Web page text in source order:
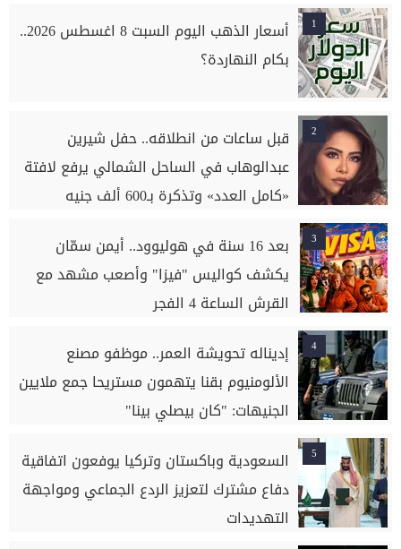
1
أسعار الذهب اليوم السبت 8 اغسطس 2026..
بكام النهاردة؟
2
قبل ساعات من انطلاقه.. حفل شيرين
عبدالوهاب في الساحل الشمالي يرفع لافتة
«كامل العدد» وتذكرة بـ600 ألف جنيه
3
بعد 16 سنة في هوليوود.. أيمن سمّان
يكشف كواليس "فيزا" وأصعب مشهد مع
القرش الساعة 4 الفجر
4
إديناله تحويشة العمر.. موظفو مصنع
الألومنيوم بقنا يتهمون مستريحا جمع ملايين
الجنيهات: "كان بيصلي بينا"
5
السعودية وباكستان وتركيا يوفعون اتفاقية
دفاع مشترك لتعزيز الردع الجماعي ومواجهة
التهديدات